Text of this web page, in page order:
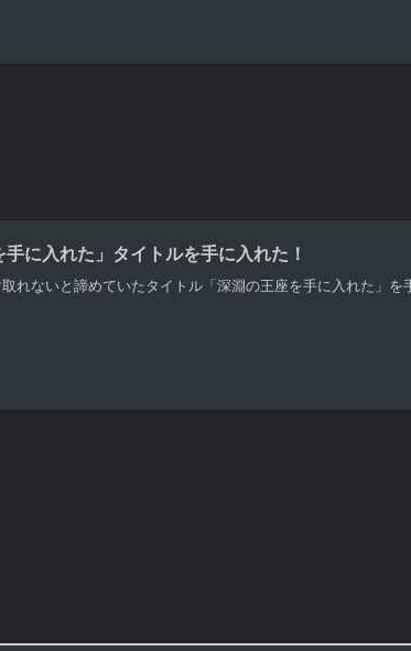
に入れた」タイトルを手に入れた！
れないと諦めていたタイトル「深淵の王座を手に入れた」を